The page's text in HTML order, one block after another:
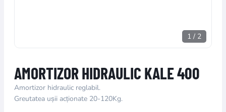
1 / 2
AMORTIZOR HIDRAULIC KALE 400
Amortizor hidraulic reglabil.
Greutatea ușii acționate 20-120Kg.